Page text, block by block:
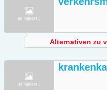
Alternativen zu